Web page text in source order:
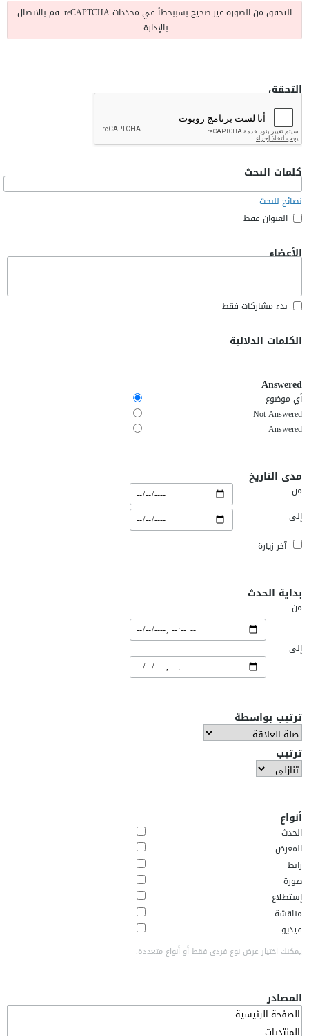
التحقق من الصورة غير صحيح بسببخطأ في محددات reCAPTCHA. قم بالاتصال
بالإدارة.
التحقق
كلمات البحث
نصائح للبحث
العنوان فقط
الأعضاء
بدء مشاركات فقط
الكلمات الدلالية
Answered
أي موضوع
Not Answered
Answered
مدى التاريخ
من
إلى
آخر زيارة
بداية الحدث
من
إلى
ترتيب بواسطة
ترتيب
أنواع
الحدث
المعرض
رابط
صورة
إستطلاع
مناقشة
فيديو
يمكنك اختيار عرض نوع فردي فقط أو أنواع متعددة.
المصادر